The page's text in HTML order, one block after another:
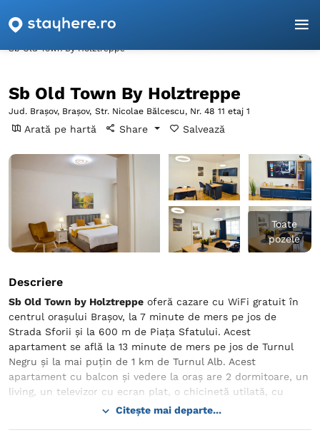
Pagina principală
Sb Old Town By Holztreppe
Sb Old Town By Holztreppe
Jud. Brașov, Braşov, Str. Nicolae Bălcescu, Nr. 48 11 etaj 1
Arată pe hartă Share Salvează
Toate
pozele
Descriere
Sb Old Town by Holztreppe oferă cazare cu WiFi gratuit în
centrul orașului Brașov, la 7 minute de mers pe jos de
Strada Sforii și la 600 m de Piaţa Sfatului. Acest
apartament se află la 13 minute de mers pe jos de Turnul
Negru și la mai puțin de 1 km de Turnul Alb. Acest
apartament cu balcon și vedere la oraș are 2 dormitoare, un
living, un televizor cu ecran plat, o chicinetă utilată, cu
frigider și cuptor, precum și 1 baie cu duș. Baia este dotată
Citește mai departe...